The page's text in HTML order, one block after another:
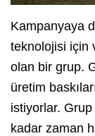
Kampanyaya
teknolojisi için
olan bir grup.
üretim
istiyorlar. Grup
kadar zaman